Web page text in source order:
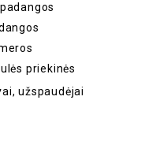
priekinės
užspaudėjai